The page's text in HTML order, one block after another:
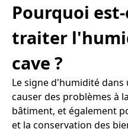
Pourquoi
traiter
cave ?
Le signe d'humidité dans
causer des problèmes à
bâtiment, et également
et la conservation des